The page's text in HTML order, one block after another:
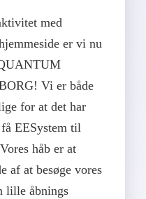
med
er vi nu
Vi er både
for at det har
EESystem til
håb er at
af at besøge vores
lille åbnings